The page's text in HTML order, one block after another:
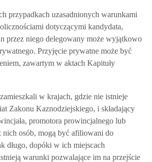
przypadkach uzasadnionych warunkami
dotyczącymi kandydata,
przez niego delegowany może wyjątkowo
Przyjęcie prywatne może być
zawartym w aktach Kapituły
w krajach, gdzie nie istnieje
Zakonu Kaznodziejskiego, i składający
promotora prowincjalnego lub
nich osób, mogą być afiliowani do
długo, dopóki w ich miejscach
warunki pozwalające im na przejście